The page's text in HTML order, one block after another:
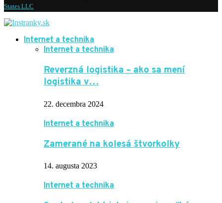
States LLC
Internet a technika
Internet a technika
Reverzná logistika – ako sa mení
logistika v…
22. decembra 2024
Internet a technika
Zamerané na kolesá štvorkolky
14. augusta 2023
Internet a technika